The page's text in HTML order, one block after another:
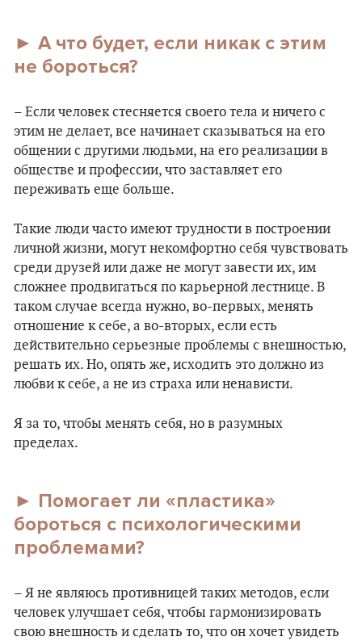
► А что будет, если никак с этим
не бороться?
– Если человек стесняется своего тела и ничего с
этим не делает, все начинает сказываться на его
общении с другими людьми, на его реализации в
обществе и профессии, что заставляет его
переживать еще больше.
Такие люди часто имеют трудности в построении
личной жизни, могут некомфортно себя чувствовать
среди друзей или даже не могут завести их, им
сложнее продвигаться по карьерной лестнице. В
таком случае всегда нужно, во-первых, менять
отношение к себе, а во-вторых, если есть
действительно серьезные проблемы с внешностью,
решать их. Но, опять же, исходить это должно из
любви к себе, а не из страха или ненависти.
Я за то, чтобы менять себя, но в разумных
пределах.
► Помогает ли «пластика»
бороться с психологическими
проблемами?
– Я не являюсь противницей таких методов, если
человек улучшает себя, чтобы гармонизировать
свою внешность и сделать то, что он хочет увидеть